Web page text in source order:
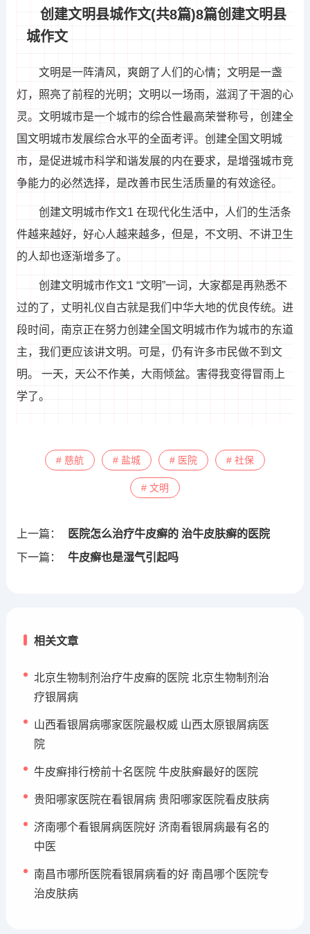
创建文明县城作文(共8篇)8篇创建文明县
城作文
文明是一阵清风，爽朗了人们的心情；文明是一盏
灯，照亮了前程的光明；文明以一场雨，滋润了干涸的心
灵。文明城市是一个城市的综合性最高荣誉称号，创建全
国文明城市发展综合水平的全面考评。创建全国文明城
市，是促进城市科学和谐发展的内在要求，是增强城市竞
争能力的必然选择，是改善市民生活质量的有效途径。
创建文明城市作文1 在现代化生活中，人们的生活条
件越来越好，好心人越来越多，但是，不文明、不讲卫生
的人却也逐渐增多了。
创建文明城市作文1 “文明”一词，大家都是再熟悉不
过的了，丈明礼仪自古就是我们中华大地的优良传统。进
段时间，南京正在努力创建全国文明城市作为城市的东道
主，我们更应该讲文明。可是，仍有许多市民做不到文
明。 一天，天公不作美，大雨倾盆。害得我变得冒雨上
学了。
# 慈航 # 盐城 # 医院 # 社保
# 文明
上一篇：
医院怎么治疗牛皮癣的 治牛皮肤癣的医院
下一篇：
牛皮癣也是湿气引起吗
相关文章
北京生物制剂治疗牛皮癣的医院 北京生物制剂治
疗银屑病
山西看银屑病哪家医院最权威 山西太原银屑病医
院
牛皮癣排行榜前十名医院 牛皮肤癣最好的医院
贵阳哪家医院在看银屑病 贵阳哪家医院看皮肤病
济南哪个看银屑病医院好 济南看银屑病最有名的
中医
南昌市哪所医院看银屑病看的好 南昌哪个医院专
治皮肤病